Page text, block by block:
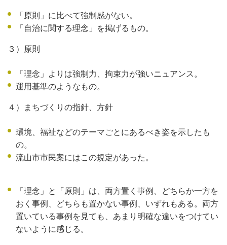
「原則」に比べて強制感がない。
「自治に関する理念」を掲げるもの。
３）原則
「理念」よりは強制力、拘束力が強いニュアンス。
運用基準のようなもの。
４）まちづくりの指針、方針
環境、福祉などのテーマごとにあるべき姿を示したも
の。
流山市市民案にはこの規定があった。
「理念」と「原則」は、両方置く事例、どちらか一方を
おく事例、どちらも置かない事例、いずれもある。両方
置いている事例を見ても、あまり明確な違いをつけてい
ないように感じる。